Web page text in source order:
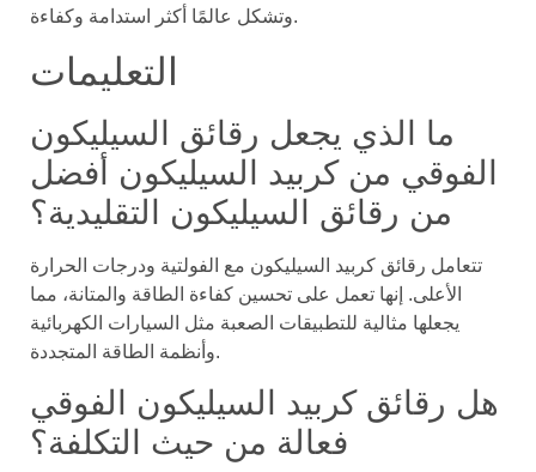
وتشكل عالمًا أكثر استدامة وكفاءة.
التعليمات
ما الذي يجعل رقائق السيليكون
الفوقي من كربيد السيليكون أفضل
من رقائق السيليكون التقليدية؟
تتعامل رقائق كربيد السيليكون مع الفولتية ودرجات الحرارة
الأعلى. إنها تعمل على تحسين كفاءة الطاقة والمتانة، مما
يجعلها مثالية للتطبيقات الصعبة مثل السيارات الكهربائية
وأنظمة الطاقة المتجددة.
هل رقائق كربيد السيليكون الفوقي
فعالة من حيث التكلفة؟